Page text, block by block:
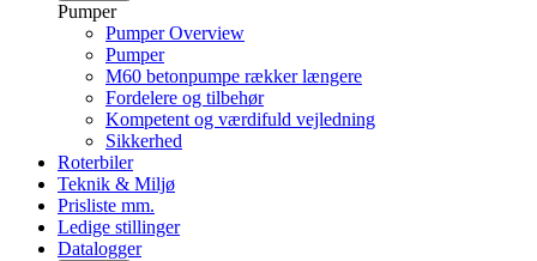
Pumper
Pumper Overview
Pumper
M60 betonpumpe rækker længere
Fordelere og tilbehør
Kompetent og værdifuld vejledning
Sikkerhed
Roterbiler
Teknik & Miljø
Prisliste mm.
Ledige stillinger
Datalogger